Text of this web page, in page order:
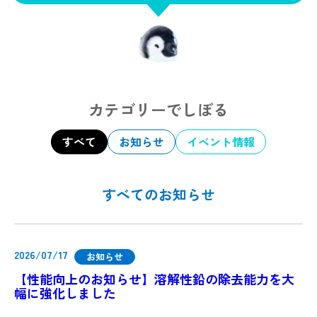
カテゴリーでしぼる
すべて お知らせ イベント情報
すべてのお知らせ
2026/07/17 お知らせ
【性能向上のお知らせ】溶解性鉛の除去能力を大
幅に強化しました